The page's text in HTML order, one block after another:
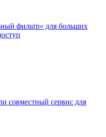
фильтр» для больших
совместный сервис для